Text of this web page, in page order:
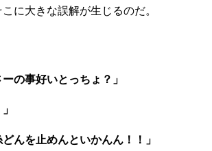
に大きな誤解が生じるのだ。
ーの事好いとっちょ？」
どんを止めんといかんん！！」